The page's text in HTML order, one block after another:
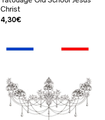
Christ
4,30€